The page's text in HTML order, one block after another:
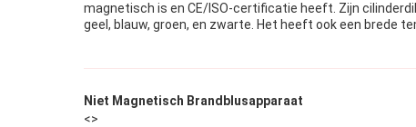
magnetisch is en CE/ISO-certificatie heeft. Zijn
geel, blauw, groen, en zwarte. Het heeft ook een brede
Niet Magnetisch Brandblusapparaat
<>